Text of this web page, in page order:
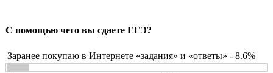
С помощью чего вы сдаете ЕГЭ?
Заранее покупаю в Интернете «задания» и «ответы» - 8.6%